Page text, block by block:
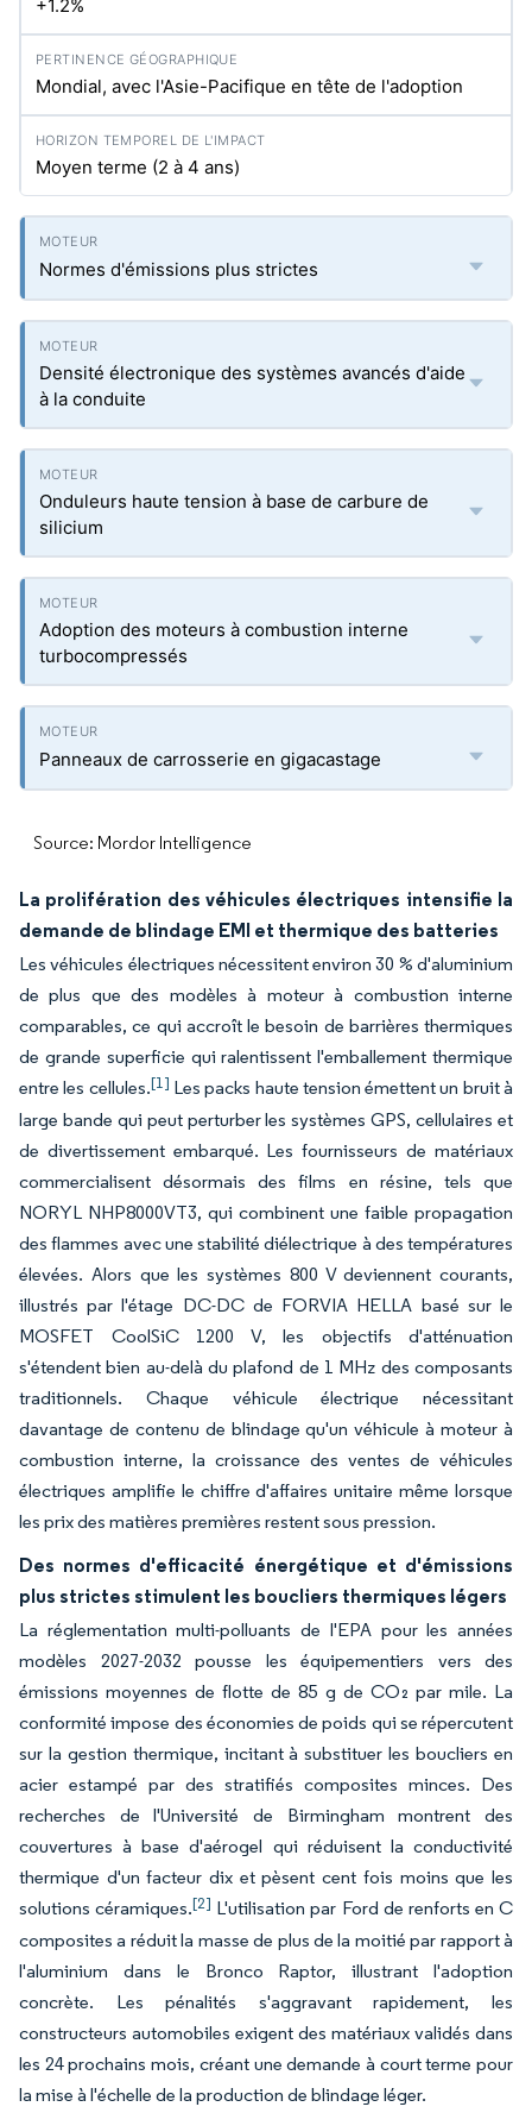
+1.2%
Mondial, avec l'Asie-Pacifique en tête de l'adoption
Moyen terme (2 à 4 ans)
Normes d'émissions plus strictes
Densité électronique des systèmes avancés d'aide
à la conduite
Onduleurs haute tension à base de carbure de
silicium
Adoption des moteurs à combustion interne
turbocompressés
Panneaux de carrosserie en gigacastage
Source: Mordor Intelligence
La prolifération des véhicules électriques intensifie la
demande de blindage EMI et thermique des batteries
Les véhicules électriques nécessitent environ 30 % d'aluminium
de plus que des modèles à moteur à combustion interne
comparables, ce qui accroît le besoin de barrières thermiques
de grande superficie qui ralentissent l'emballement thermique
entre les cellules.[1] Les packs haute tension émettent un bruit à
large bande qui peut perturber les systèmes GPS, cellulaires et
de divertissement embarqué. Les fournisseurs de matériaux
commercialisent désormais des films en résine, tels que
NORYL NHP8000VT3, qui combinent une faible propagation
des flammes avec une stabilité diélectrique à des températures
élevées. Alors que les systèmes 800 V deviennent courants,
illustrés par l'étage DC-DC de FORVIA HELLA basé sur le
MOSFET CoolSiC 1200 V, les objectifs d'atténuation
s'étendent bien au-delà du plafond de 1 MHz des composants
traditionnels. Chaque véhicule électrique nécessitant
davantage de contenu de blindage qu'un véhicule à moteur à
combustion interne, la croissance des ventes de véhicules
électriques amplifie le chiffre d'affaires unitaire même lorsque
les prix des matières premières restent sous pression.
Des normes d'efficacité énergétique et d'émissions
plus strictes stimulent les boucliers thermiques légers
La réglementation multi-polluants de l'EPA pour les années
modèles 2027-2032 pousse les équipementiers vers des
émissions moyennes de flotte de 85 g de CO₂ par mile. La
conformité impose des économies de poids qui se répercutent
sur la gestion thermique, incitant à substituer les boucliers en
acier estampé par des stratifiés composites minces. Des
recherches de l'Université de Birmingham montrent des
couvertures à base d'aérogel qui réduisent la conductivité
thermique d'un facteur dix et pèsent cent fois moins que les
solutions céramiques.[2] L'utilisation par Ford de renforts en C
composites a réduit la masse de plus de la moitié par rapport à
l'aluminium dans le Bronco Raptor, illustrant l'adoption
concrète. Les pénalités s'aggravant rapidement, les
constructeurs automobiles exigent des matériaux validés dans
les 24 prochains mois, créant une demande à court terme pour
la mise à l'échelle de la production de blindage léger.